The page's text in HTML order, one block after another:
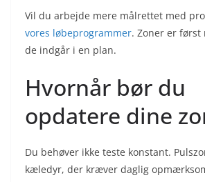
Vil du arbejde mere målrettet med
vores løbeprogrammer. Zoner er
de indgår i en plan.
Hvornår bør du
opdatere dine
Du behøver ikke teste konstant.
kæledyr, der kræver daglig